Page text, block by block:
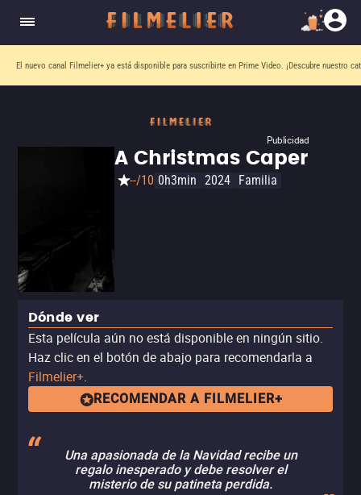
El nuevo canal Filmelier+ ya está disponible para suscribirte en Prime Video. ¡Descubre nuestro
Publicidad
A Christmas Caper
--/10 0h3min 2024 Familia
Dónde ver
Esta película aún no está disponible en ningún sitio.
Haz clic en el botón de abajo para recomendarla a
Filmelier+.
RECOMENDAR A FILMELIER+
Una apasionada de la Navidad recibe un
regalo inesperado y debe resolver el
misterio de su patineta perdida.